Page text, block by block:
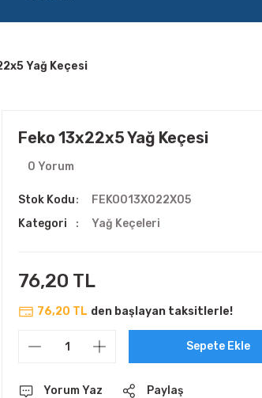
Yağ Keçesi
Feko 13x22x5 Yağ Keçesi
0 Yorum
Stok Kodu
FEKO013X022X05
Kategori
Yağ Keçeleri
76,20 TL
76,20 TL den başlayan taksitlerle!
Sepete Ekle
Yorum Yaz Paylaş